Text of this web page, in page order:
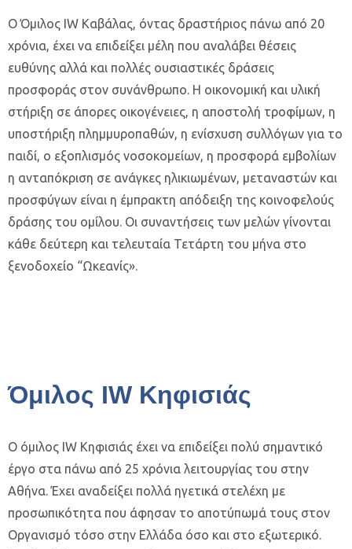
Ο Όμιλος IW Καβάλας, όντας δραστήριος πάνω από 20
χρόνια, έχει να επιδείξει μέλη που αναλάβει θέσεις
ευθύνης αλλά και πολλές ουσιαστικές δράσεις
προσφοράς στον συνάνθρωπο. H οικονομική και υλική
στήριξη σε άπορες οικογένειες, η αποστολή τροφίμων, η
υποστήριξη πλημμυροπαθών, η ενίσχυση συλλόγων για το
παιδί, ο εξοπλισμός νοσοκομείων, η προσφορά εμβολίων
η ανταπόκριση σε ανάγκες ηλικιωμένων, μεταναστών και
προσφύγων είναι η έμπρακτη απόδειξη της κοινοφελούς
δράσης του ομίλου. Οι συναντήσεις των μελών γίνονται
κάθε δεύτερη και τελευταία Τετάρτη του μήνα στο
ξενοδοχείο “Ωκεανίς».
Όμιλος IW Κηφισιάς
O όμιλος IW Κηφισιάς έχει να επιδείξει πολύ σημαντικό
έργο στα πάνω από 25 χρόνια λειτουργίας του στην
Αθήνα. Έχει αναδείξει πολλά ηγετικά στελέχη με
προσωπικότητα που άφησαν το αποτύπωμά τους στον
Οργανισμό τόσο στην Ελλάδα όσο και στο εξωτερικό.